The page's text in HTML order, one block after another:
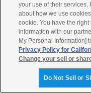
your use of their services.
about how we use
cookie. You have the
information with our
My Personal Information]
Privacy Policy for
Change your sell or
Do Not Sell or